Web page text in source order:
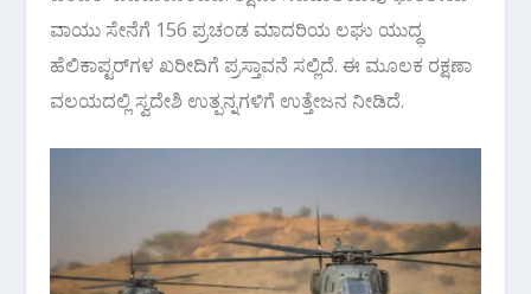
ವಾಯು ಸೇನೆಗೆ 156 ಪ್ರಚಂಡ ಮಾದರಿಯ ಲಘು ಯುದ್ಧ
ಹೆಲಿಕಾಪ್ಟರ್‌ಗಳ ಖರೀದಿಗೆ ಪ್ರಸ್ತಾವನೆ ಸಲ್ಲಿದೆ. ಈ ಮೂಲಕ ರಕ್ಷಣಾ
ವಲಯದಲ್ಲಿ ಸ್ವದೇಶಿ ಉತ್ಪನ್ನಗಳಿಗೆ ಉತ್ತೇಜನ ನೀಡಿದೆ.